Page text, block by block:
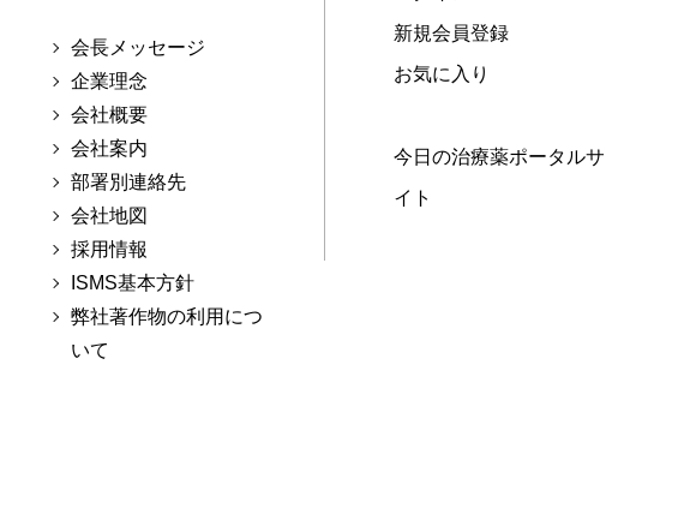
会長メッセージ
企業理念
会社概要
会社案内
部署別連絡先
会社地図
採用情報
ISMS基本方針
弊社著作物の利用につ
いて
新規会員登録
お気に入り
今日の治療薬ポータルサ
イト